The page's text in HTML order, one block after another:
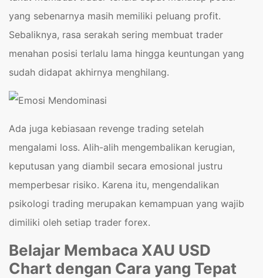
yang sebenarnya masih memiliki peluang profit.
Sebaliknya, rasa serakah sering membuat trader
menahan posisi terlalu lama hingga keuntungan yang
sudah didapat akhirnya menghilang.
Ada juga kebiasaan revenge trading setelah
mengalami loss. Alih-alih mengembalikan kerugian,
keputusan yang diambil secara emosional justru
memperbesar risiko. Karena itu, mengendalikan
psikologi trading merupakan kemampuan yang wajib
dimiliki oleh setiap trader forex.
Belajar Membaca XAU USD
Chart dengan Cara yang Tepat